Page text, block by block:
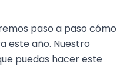
paso a paso cómo
este año. Nuestro
puedas hacer este